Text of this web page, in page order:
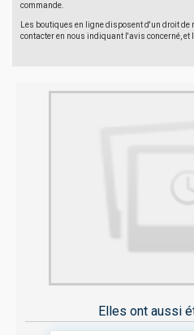
commande.
Les boutiques en ligne disposent d'un droit
contacter en nous indiquant l'avis concerné, et
Elles ont aussi